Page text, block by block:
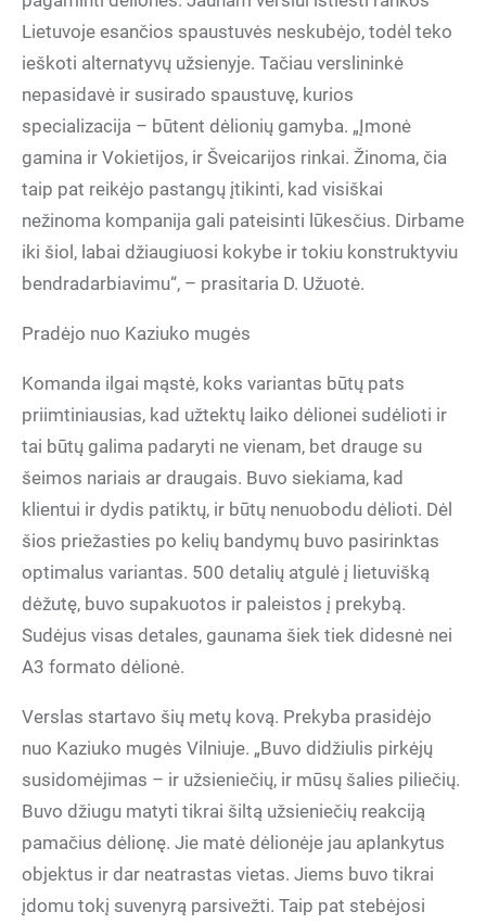
Lietuvoje esančios spaustuvės neskubėjo, todėl teko
ieškoti alternatyvų užsienyje. Tačiau verslininkė
nepasidavė ir susirado spaustuvę, kurios
specializacija – būtent dėlionių gamyba. „Įmonė
gamina ir Vokietijos, ir Šveicarijos rinkai. Žinoma, čia
taip pat reikėjo pastangų įtikinti, kad visiškai
nežinoma kompanija gali pateisinti lūkesčius. Dirbame
iki šiol, labai džiaugiuosi kokybe ir tokiu konstruktyviu
bendradarbiavimu“, – prasitaria D. Užuotė.
Pradėjo nuo Kaziuko mugės
Komanda ilgai mąstė, koks variantas būtų pats
priimtiniausias, kad užtektų laiko dėlionei sudėlioti ir
tai būtų galima padaryti ne vienam, bet drauge su
šeimos nariais ar draugais. Buvo siekiama, kad
klientui ir dydis patiktų, ir būtų nenuobodu dėlioti. Dėl
šios priežasties po kelių bandymų buvo pasirinktas
optimalus variantas. 500 detalių atgulė į lietuvišką
dėžutę, buvo supakuotos ir paleistos į prekybą.
Sudėjus visas detales, gaunama šiek tiek didesnė nei
A3 formato dėlionė.
Verslas startavo šių metų kovą. Prekyba prasidėjo
nuo Kaziuko mugės Vilniuje. „Buvo didžiulis pirkėjų
susidomėjimas – ir užsieniečių, ir mūsų šalies piliečių.
Buvo džiugu matyti tikrai šiltą užsieniečių reakciją
pamačius dėlionę. Jie matė dėlionėje jau aplankytus
objektus ir dar neatrastas vietas. Jiems buvo tikrai
įdomu tokį suvenyrą parsivežti. Taip pat stebėjosi